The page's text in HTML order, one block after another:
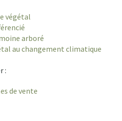
végétal
arboré
au changement climatique
:
de vente